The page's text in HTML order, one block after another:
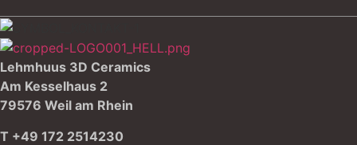
Lehmhuus 3D Ceramics
Am Kesselhaus 2
79576 Weil am Rhein
T +49 172 2514230